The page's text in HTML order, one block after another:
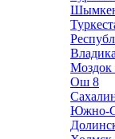
Моздок
Ош 8
Южно-